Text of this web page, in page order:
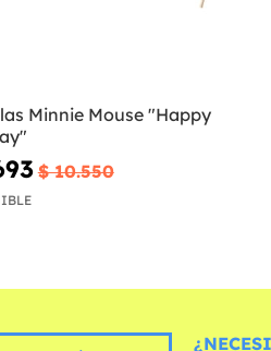
Minnie Mouse "Happy
$ 10.550